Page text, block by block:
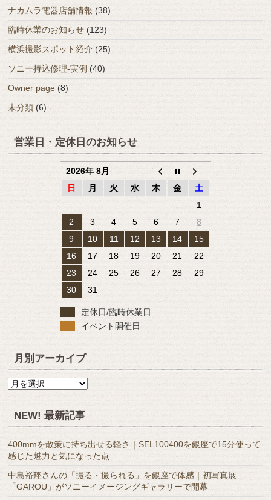
ナカムラ電器店舗情報 (38)
臨時休業のお知らせ (123)
横浜撮影スポット紹介 (25)
ソニー持込修理-実例 (40)
Owner page (8)
未分類 (6)
営業日・定休日のお知らせ
2026年 8月
日
月 火 水 木 金
土
1
2
3 4 5 6 7
8
9
10 11 12 13 14
15
16
17 18 19 20 21
22
23
24 25 26 27 28
29
30
31
定休日/臨時休業日
イベント開催日
月別アーカイブ
月
ー
カ
イ
ブ
NEW! 最新記事
400mmを散策に持ち出せる軽さ｜SEL100400を銀座で15分使って
感じた魅力と気になった点
中島裕翔さんの「撮る・撮られる」を銀座で体感｜初写真展
「GAROU」がソニーイメージングギャラリーで開幕